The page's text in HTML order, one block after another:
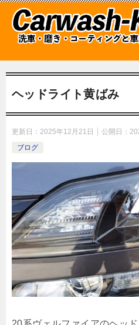
ヘッドライト黄ばみ
更新日： 2025年12月21日 公開日：
ブログ